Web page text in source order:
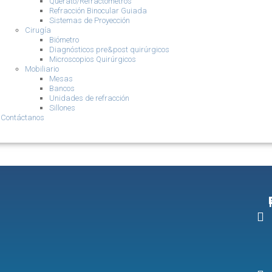
Refracción Binocular Guiada
Sistemas de Proyección
Cirugía
Biómetro
Diagnósticos pre&post quirúrgicos
Microscopios Quirúrgicos
Mobiliario
Mesas
Bancos
Unidades de refracción
Sillones
Contáctanos